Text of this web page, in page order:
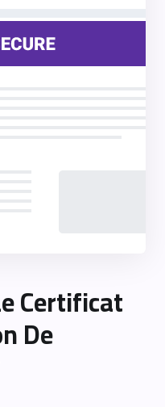
Certificat
De